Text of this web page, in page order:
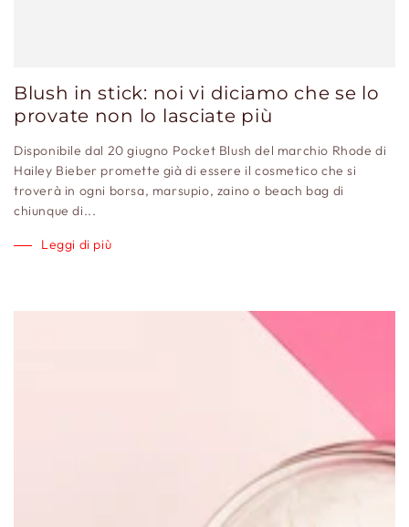
Blush in stick: noi vi diciamo che se lo
provate non lo lasciate più
Disponibile dal 20 giugno Pocket Blush del marchio Rhode di
Hailey Bieber promette già di essere il cosmetico che si
troverà in ogni borsa, marsupio, zaino o beach bag di
chiunque di...
Leggi di più